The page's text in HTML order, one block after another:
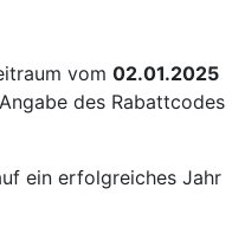
vom 02.01.2025
des Rabattcodes
ein erfolgreiches Jahr